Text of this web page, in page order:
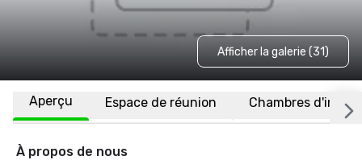
Afficher la galerie (31)
Aperçu Espace de réunion Chambres
À propos de nous